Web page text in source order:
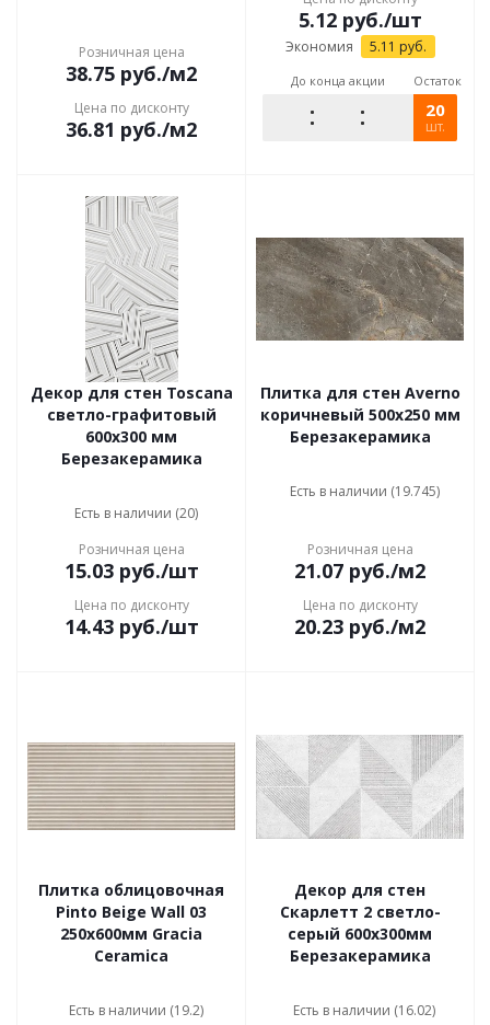
Розничная цена
38.75 руб./м2
Цена по дисконту
36.81 руб./м2
5.12руб./шт
Экономия 5.11 руб.
До конца акции Остаток
20
шт.
Декор для стен Toscana
светло-графитовый
600x300 мм
Березакерамика
Есть в наличии (20)
Розничная цена
15.03руб./шт
Цена по дисконту
14.43руб./шт
Плитка для стен Averno
коричневый 500x250 мм
Березакерамика
Есть в наличии (19.745)
Розничная цена
21.07 руб./м2
Цена по дисконту
20.23 руб./м2
Плитка облицовочная
Pinto Beige Wall 03
250х600мм Gracia
Ceramica
Есть в наличии (19.2)
Декор для стен
Скарлетт 2 светло-
серый 600x300мм
Березакерамика
Есть в наличии (16.02)